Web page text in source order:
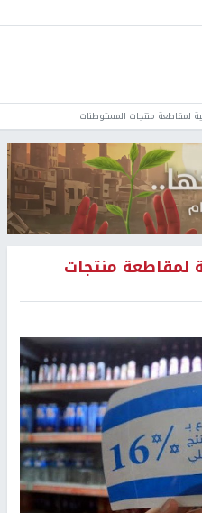
لمقاطعة منتجات المستوطنات
لمقاطعة منتجات